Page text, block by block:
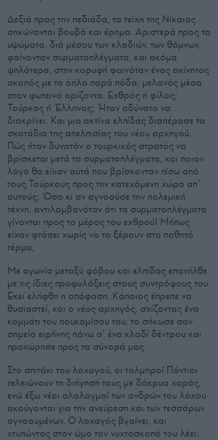
Δεξιά προς την πεδιάδα, τα τείχη της Νίκαιας
σηκώνονται βουβά και έρημα. Αριστερά προς τα
υψώματα, διά μέσου των κλαδιών, των θάμνων,
φαίνονταν συρματοπλέγματα, και ακόμα
ψηλότερα, στην κορυφή φαινόταν ένας ακίνητος
σκοπός με το όπλο παρά πόδα, μελανός μέσα
στον φωτεινό ορίζοντα. Εχθρός ή φίλος;
Τούρκος ή Έλληνας; Ήταν αδύνατο να
διακρίνει. Και μια ακτίνα ελπίδας διαπέρασε τα
σκοτάδια της απελπισίας του νέου αρχηγού.
Πώς ήταν δυνατόν ο τουρκικός στρατός να
βρίσκεται μετά τα συρματοπλέγματα, και ποιον
λόγο θα είχαν αυτά που βρίσκονταν πίσω από
τους Τούρκους προς την κατεχόμενη χώρα απ’
αυτούς; Όσο κι αν αγνοούσε την πολεμική
τέχνη, αντιλαμβανόταν ότι τα συρματοπλέγματα
γίνονται προς το μέρος του εχθρού! Μήπως
είχαν φτάσει χωρίς να το ξέρουν στο ποθητό
τέρμα;
Με αγωνία μεταξύ φόβου και ελπίδας επανήλθε
με τις ίδιες προφυλάξεις στους συντρόφους του.
Εκεί ελήφθη η απόφαση. Κάποιος έπρεπε να
θυσιαστεί, και ο νέος αρχηγός, σχίζοντας ένα
κομμάτι του πουκαμίσου του, το σήκωσε σαν
σημείο ειρήνης πάνω σ’ ένα κλαδί δέντρου και
προχώρησε προς τα σύνορά μας.
Στο σπιτάκι του λοχαγού, οι τολμηροί Πόντιοι
τελειώνουν τη διήγησή τους με δάκρυα χαράς,
ενώ έξω νέοι αλαλαγμοί των ανδρών του λόχου
ακούγονται για την ανεύρεση και των τεσσάρων
αγνοουμένων. Ο λοχαγός βγαίνει, και
χτυπώντας στον ώμο τον νυχτοσκοπό του λέει: